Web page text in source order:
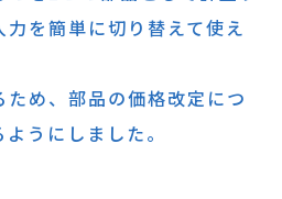
を簡単に切り替えて使え
め、部品の価格改定につ
うにしました。